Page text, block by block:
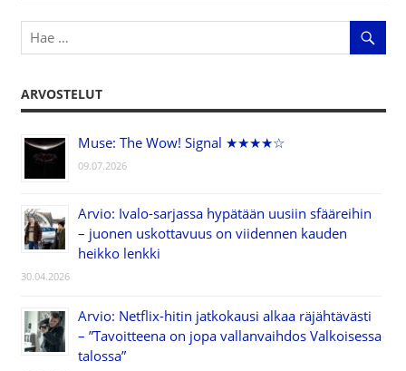
ARVOSTELUT
Muse: The Wow! Signal ★★★★☆
09.07.2026
Arvio: Ivalo-sarjassa hypätään uusiin sfääreihin
– juonen uskottavuus on viidennen kauden
heikko lenkki
30.04.2026
Arvio: Netflix-hitin jatkokausi alkaa räjähtävästi
– ”Tavoitteena on jopa vallanvaihdos Valkoisessa
talossa”